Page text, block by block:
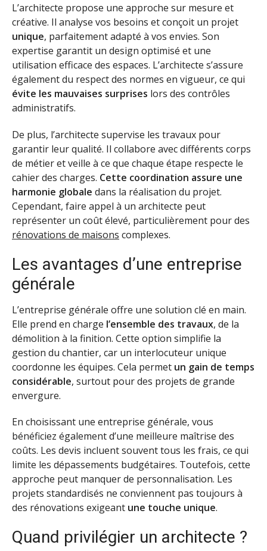
L’architecte propose une approche sur mesure et
créative. Il analyse vos besoins et conçoit un projet
unique, parfaitement adapté à vos envies. Son
expertise garantit un design optimisé et une
utilisation efficace des espaces. L’architecte s’assure
également du respect des normes en vigueur, ce qui
évite les mauvaises surprises lors des contrôles
administratifs.
De plus, l’architecte supervise les travaux pour
garantir leur qualité. Il collabore avec différents corps
de métier et veille à ce que chaque étape respecte le
cahier des charges. Cette coordination assure une
harmonie globale dans la réalisation du projet.
Cependant, faire appel à un architecte peut
représenter un coût élevé, particulièrement pour des
rénovations de maisons complexes.
Les avantages d’une entreprise
générale
L’entreprise générale offre une solution clé en main.
Elle prend en charge l’ensemble des travaux, de la
démolition à la finition. Cette option simplifie la
gestion du chantier, car un interlocuteur unique
coordonne les équipes. Cela permet un gain de temps
considérable, surtout pour des projets de grande
envergure.
En choisissant une entreprise générale, vous
bénéficiez également d’une meilleure maîtrise des
coûts. Les devis incluent souvent tous les frais, ce qui
limite les dépassements budgétaires. Toutefois, cette
approche peut manquer de personnalisation. Les
projets standardisés ne conviennent pas toujours à
des rénovations exigeant une touche unique.
Quand privilégier un architecte ?